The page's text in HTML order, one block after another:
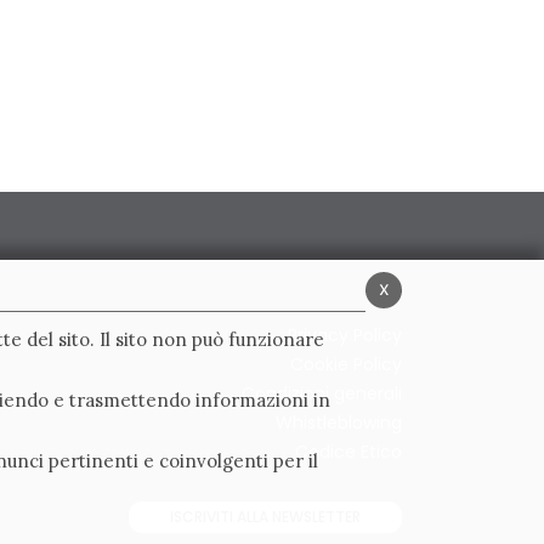
Privacy Policy
Condizioni generali
Codice Etico
x
del sito. Il sito non può funzionare
e trasmettendo informazioni in
pertinenti e coinvolgenti per il